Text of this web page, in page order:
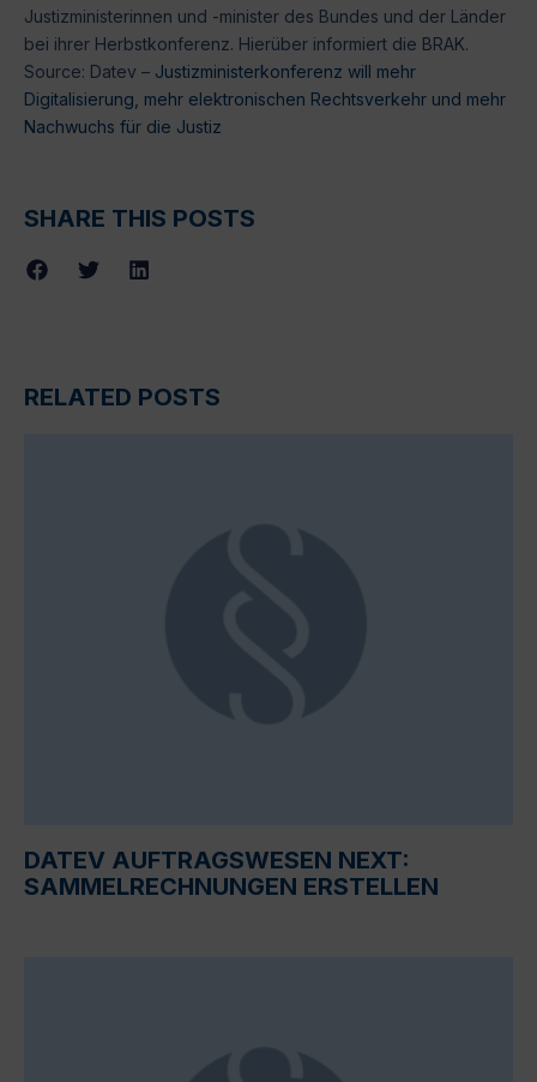
Justizministerinnen und -minister des Bundes und der Länder
bei ihrer Herbstkonferenz. Hierüber informiert die BRAK.
Source: Datev – Justizministerkonferenz will mehr
Digitalisierung, mehr elektronischen Rechtsverkehr und mehr
Nachwuchs für die Justiz
SHARE THIS POSTS
RELATED POSTS
DATEV AUFTRAGSWESEN NEXT:
SAMMELRECHNUNGEN ERSTELLEN